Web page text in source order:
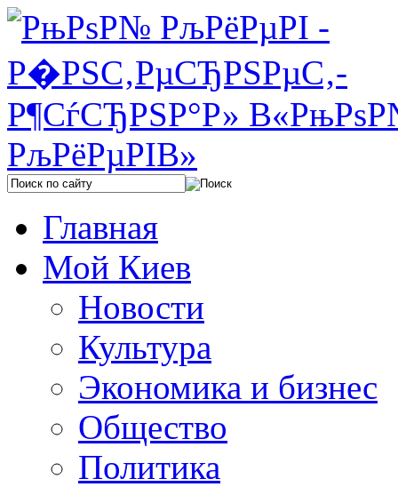
Главная
Мой Киев
Новости
Культура
Экономика и бизнес
Общество
Политика